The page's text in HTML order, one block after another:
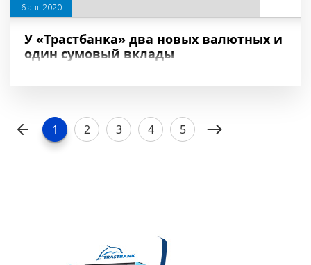
6 авг 2020
У «Трастбанка» два новых валютных и
один сумовый вклады
1 2 3 4 5